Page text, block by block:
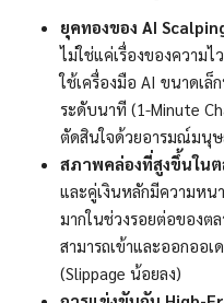
ยุคทองของ AI
ไม่ใช่แค่เรื่องของความ
ใช้เครื่องมือ AI ขนาดเล็
ระดับนาที (1-Minute
ตัดสินใจด้วยอารมณ์มนุ
สภาพคล่องที่สูงขึ้นใน
และคู่เงินหลักมีความหน
มากในช่วงรอยต่อของต
สามารถเข้าและออกออ
(Slippage น้อยลง)